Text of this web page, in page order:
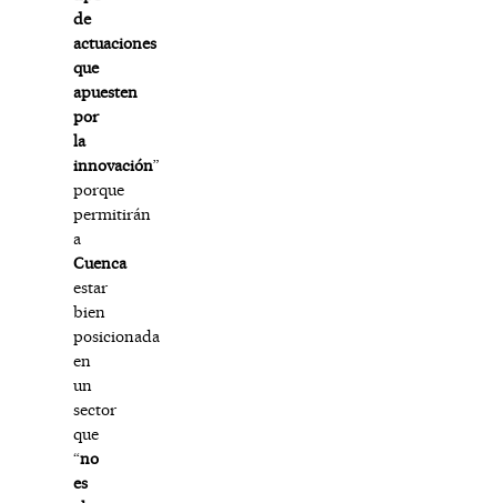
de
actuaciones
que
apuesten
por
la
innovación”
porque
permitirán
a
Cuenca
estar
bien
posicionada
en
un
sector
que
“no
es